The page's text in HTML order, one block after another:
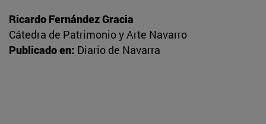
Ricardo Fernández Gracia
Cátedra de Patrimonio y Arte Navarro
Publicado en: Diario de Navarra